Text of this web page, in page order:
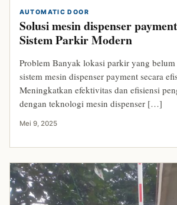
AUTOMATIC DOOR
Solusi mesin dispenser
Sistem Parkir Modern
Problem Banyak lokasi parkir yang belum
sistem mesin dispenser payment secara
Meningkatkan efektivitas dan efisiensi
dengan teknologi mesin dispenser […]
Mei 9, 2025